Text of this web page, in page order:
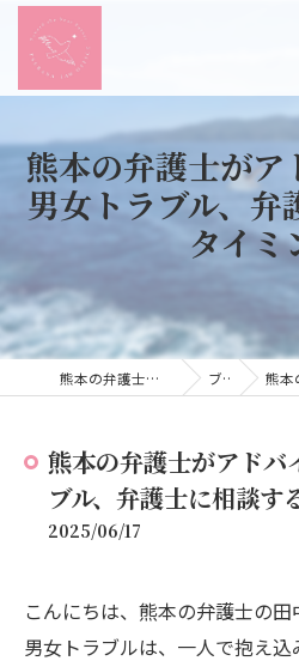
熊本の弁護士がア
男女トラブル、弁
タイミ
熊本の弁護士ならつばさ法律事務所 ブログ 熊本の弁
熊本の弁護士がアドバ
ブル、弁護士に相談す
2025/06/17
こんにちは、熊本の弁護士の田
男女トラブルは、一人で抱え